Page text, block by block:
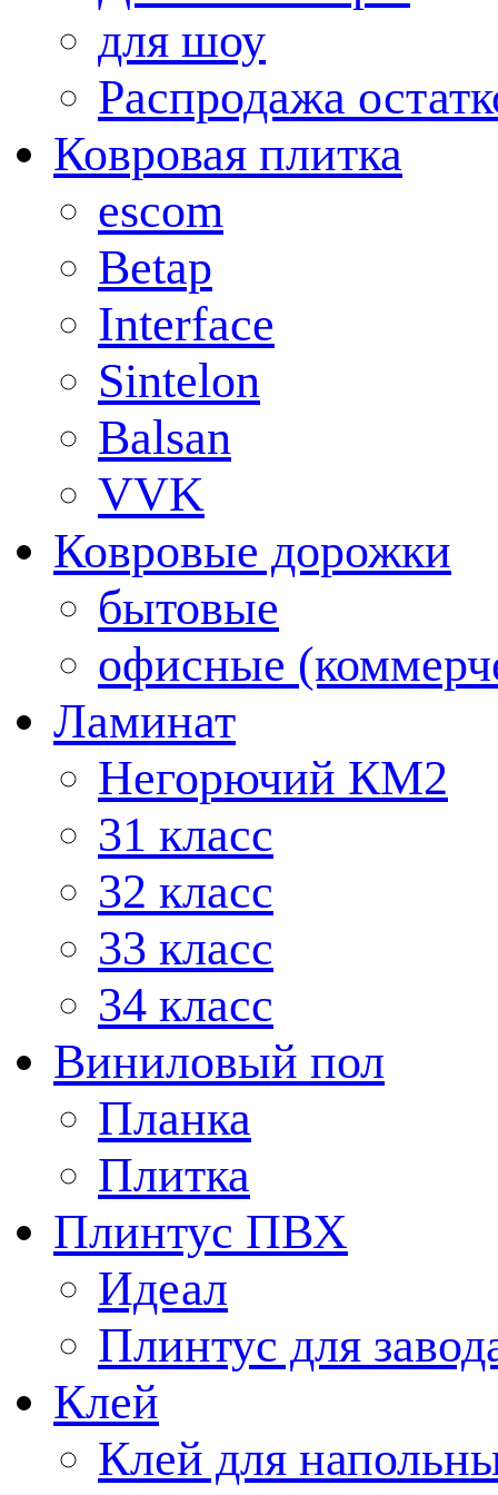
для шоу
Распродажа
Ковровая плитка
escom
Betap
Interface
Sintelon
Balsan
VVK
Ковровые дорожки
бытовые
офисные
Ламинат
Негорючий КМ2
31 класс
32 класс
33 класс
34 класс
Виниловый пол
Планка
Плитка
Плинтус ПВХ
Идеал
Плинтус для
Клей
Клей для